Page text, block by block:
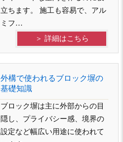
立ちます。 施工も容易で、アル
ミフ…
＞ 詳細はこちら
外構で使われるブロック塀の
基礎知識
ブロック塀は主に外部からの目
隠し、プライバシー感、境界の
設定など幅広い用途に使われて